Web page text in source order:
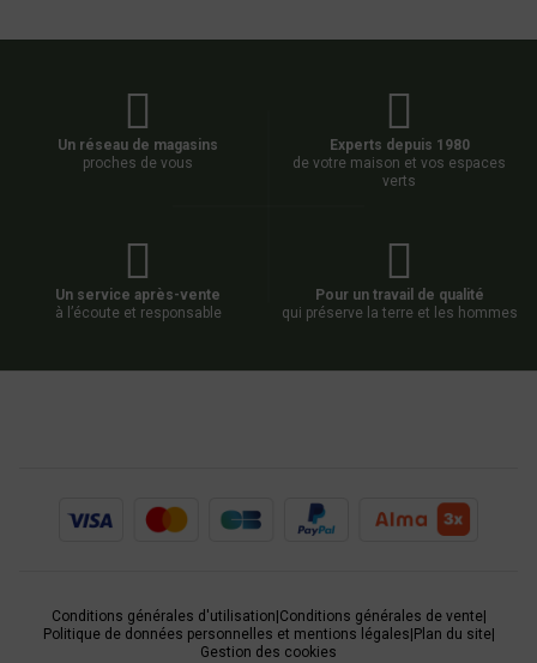
Un réseau de magasins
proches de vous
Experts depuis 1980
de votre maison et vos espaces
verts
Un service après-vente
à l’écoute et responsable
Pour un travail de qualité
qui préserve la terre et les hommes
Conditions générales d'utilisation Conditions générales de vente|
Politique de données personnelles et mentions légales Plan du site|
Gestion des cookies